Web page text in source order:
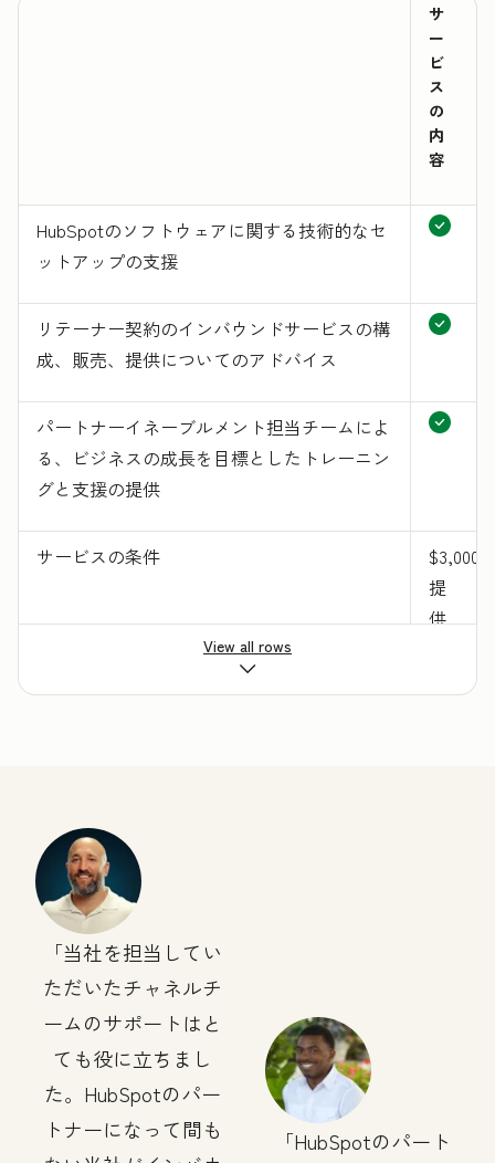
サ
ー
ビ
ス
の
内
容
HubSpotのソフトウェアに関する技術的なセ
ットアップの支援
リテーナー契約のインバウンドサービスの構
成、販売、提供についてのアドバイス
パートナーイネーブルメント担当チームによ
る、ビジネスの成長を目標としたトレーニン
グと支援の提供
サービスの条件
$3,000
提
供
View all rows
当社を担当してい
ただいたチャネルチ
ームのサポートはと
ても役に立ちまし
た。HubSpotのパー
トナーになって間も
HubSpotのパート